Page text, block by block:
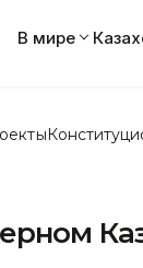
В мире